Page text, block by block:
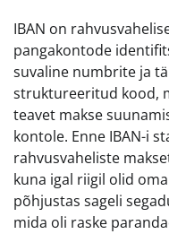
IBAN on
pangakontode
suvaline numbrite ja
struktureeritud kood,
teavet makse
kontole. Enne IBAN-i
rahvusvaheliste
kuna igal riigil olid
põhjustas sageli
mida oli raske